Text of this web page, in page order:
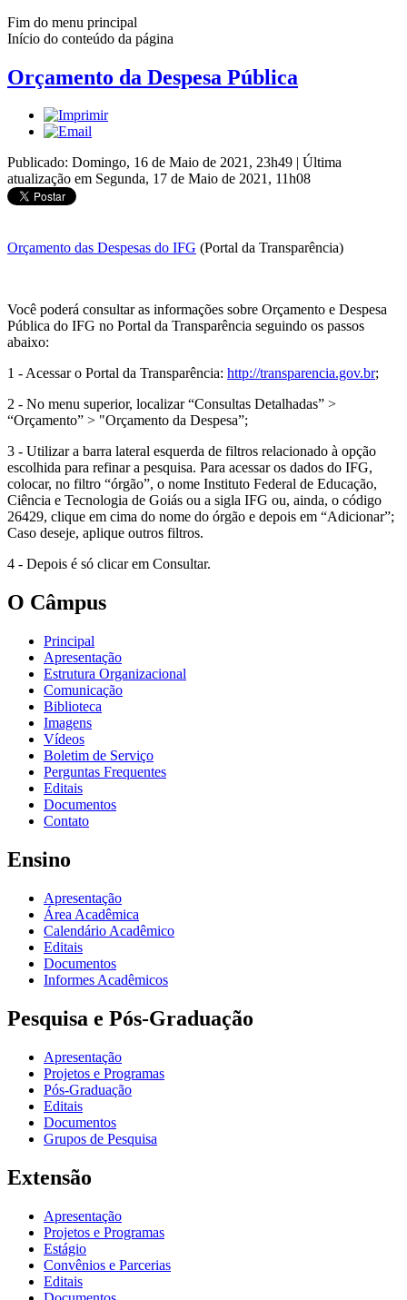
Fim do menu principal
Início do conteúdo da página
Orçamento da Despesa Pública
Publicado: Domingo, 16 de Maio de 2021, 23h49 | Última
atualização em Segunda, 17 de Maio de 2021, 11h08
Orçamento das Despesas do IFG (Portal da Transparência)
Você poderá consultar as informações sobre Orçamento e Despesa
Pública do IFG no Portal da Transparência seguindo os passos
abaixo:
1 - Acessar o Portal da Transparência: http://transparencia.gov.br;
2 - No menu superior, localizar “Consultas Detalhadas” >
“Orçamento” > "Orçamento da Despesa”;
3 - Utilizar a barra lateral esquerda de filtros relacionado à opção
escolhida para refinar a pesquisa. Para acessar os dados do IFG,
colocar, no filtro “órgão”, o nome Instituto Federal de Educação,
Ciência e Tecnologia de Goiás ou a sigla IFG ou, ainda, o código
26429, clique em cima do nome do órgão e depois em “Adicionar”;
Caso deseje, aplique outros filtros.
4 - Depois é só clicar em Consultar.
O Câmpus
Principal
Apresentação
Estrutura Organizacional
Comunicação
Biblioteca
Imagens
Vídeos
Boletim de Serviço
Perguntas Frequentes
Editais
Documentos
Contato
Ensino
Apresentação
Área Acadêmica
Calendário Acadêmico
Editais
Documentos
Informes Acadêmicos
Pesquisa e Pós-Graduação
Apresentação
Projetos e Programas
Pós-Graduação
Editais
Documentos
Grupos de Pesquisa
Extensão
Apresentação
Projetos e Programas
Estágio
Convênios e Parcerias
Editais